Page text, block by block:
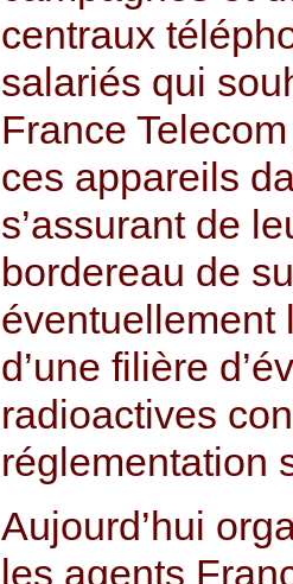
centraux
salariés qui
France
ces appareils
s’assurant de
bordereau de
éventuellement
d’une filière
radioactives
réglementation
Aujourd’hui
les agents